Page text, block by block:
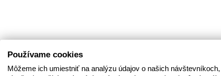
Používame cookies
Môžeme ich umiestniť na analýzu údajov o našich